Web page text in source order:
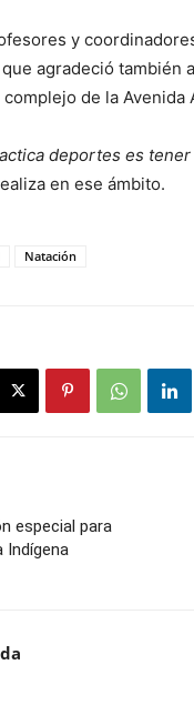
y
agradeció
de la Avenida
deportes es tener
en ese ámbito.
Natación
especial para
Indígena